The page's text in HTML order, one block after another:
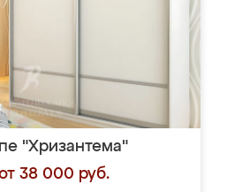
"Хризантема"
38 000 руб.